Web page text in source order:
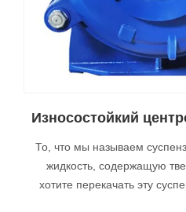
То, что мы называем
жидкость, содержащую
хотите перекачать эту